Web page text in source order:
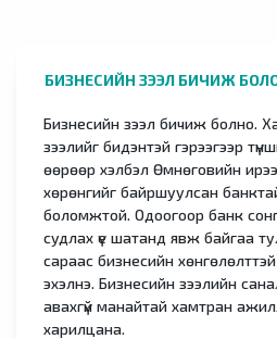
БИЗНЕСИЙН ЗЭЭЛ БИЧИЖ
Бизнесийн зээл бичиж болно.
зээлийг бидэнтэй гэрээгээр
өөрөөр хэлбэл Өмнөговийн
хөрөнгийг байршуулсан
боломжтой. Одоогоор банк
судлах үе шатанд явж байгаа
сараас бизнесийн
эхэлнэ. Бизнесийн зээлийн
авахгүй манайтай хамтран
харилцана.